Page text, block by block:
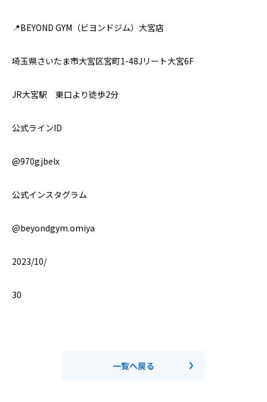
📍BEYOND GYM（ビヨンドジム）大宮店
埼玉県さいたま市大宮区宮町1-48Jリート大宮6F
JR大宮駅 東口より徒歩2分
公式ラインID
@970gjbelx
公式インスタグラム
@beyondgym.omiya
2023/10/
30
一覧へ戻る